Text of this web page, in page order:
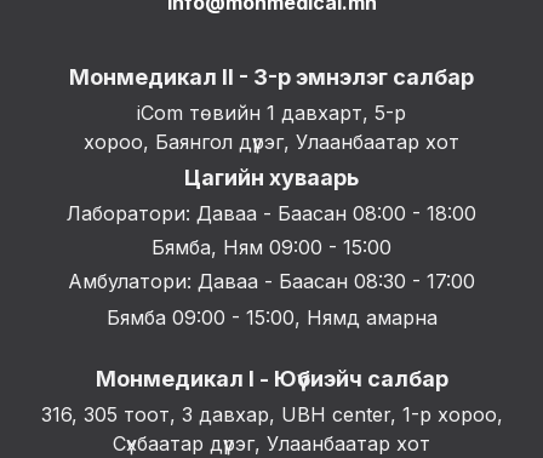
Монмедикал II - 3-р эмнэлэг салбар
iCom төвийн 1 давхарт, 5-р
хороо, Баянгол дүүрэг, Улаанбаатар хот
Цагийн хуваарь
Лаборатори: Даваа - Баасан 08:00 - 18:00
Бямба, Ням 09:00 - 15:00
Амбулатори: Даваа - Баасан 08:30 - 17:00
Бямба 09:00 - 15:00, Нямд амарна
Монмедикал I - Юүбиэйч салбар
316, 305 тоот, 3 давхар, UBH center, 1-р хороо,
Сүхбаатар дүүрэг, Улаанбаатар хот